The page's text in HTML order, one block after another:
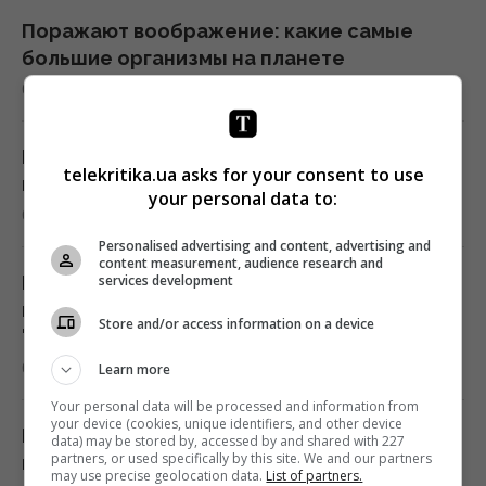
Поражают воображение: какие самые
большие организмы на планете
06:27 суббота, 08 августа 2026
В июле Украина сбила 87% ударных дронов
и лишь 15% баллистических ракет, – отчет
05:31 суббота, 08 августа 2026
Пчелы ориентируются не только по солнцу
и запаху: у них обнаружили еще один
"компас"
05:24 суббота, 08 августа 2026
РФ будет платить Украине по $20 млрд в
год: экономист оценил реальный механизм
telekritika.ua asks for your consent to use
your personal data to:
Personalised advertising and content, advertising and
content measurement, audience research and
services development
Store and/or access information on a device
Learn more
Your personal data will be processed and information from
your device (cookies, unique identifiers, and other device
data) may be stored by, accessed by and shared with 227
partners, or used specifically by this site. We and our partners
may use precise geolocation data. List of partners.